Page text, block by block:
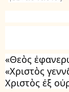
«Θεὸς
«Χριστὸς
Χριστὸς ἐξ